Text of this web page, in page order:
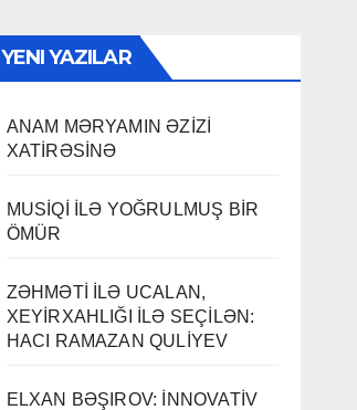
YENI YAZILAR
ANAM MƏRYAMIN ƏZİZİ
XATİRƏSİNƏ
MUSİQİ İLƏ YOĞRULMUŞ BİR
ÖMÜR
ZƏHMƏTİ İLƏ UCALAN,
XEYİRXAHLIĞI İLƏ SEÇİLƏN:
HACI RAMAZAN QULİYEV
ELXAN BƏŞIROV: İNNOVATİV